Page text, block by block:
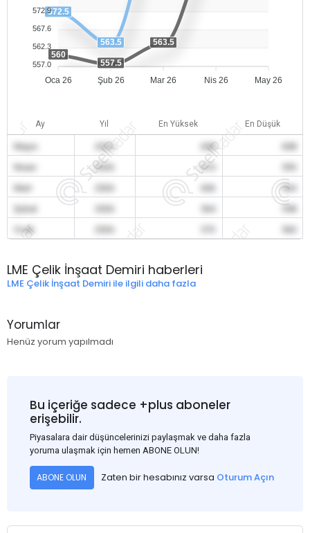
Oca 26 Şub 26 Mar 26 Nis 26 May 26
572.5
563.5
560
557.5
563.5
572.9
567.6
562.3
557.0
Ay Yıl En Yüksek En Düşük
Mayıs 2026 608
Nisan
2026 610
564
Ocak
LME Çelik İnşaat Demiri haberleri
LME Çelik İnşaat Demiri ile ilgili daha fazla
Yorumlar
Henüz yorum yapılmadı
Bu içeriğe sadece +plus aboneler
erişebilir.
Piyasalara dair düşüncelerinizi paylaşmak ve daha fazla
yoruma ulaşmak için hemen ABONE OLUN!
ABONE OLUN Zaten bir hesabınız varsa Oturum Açın